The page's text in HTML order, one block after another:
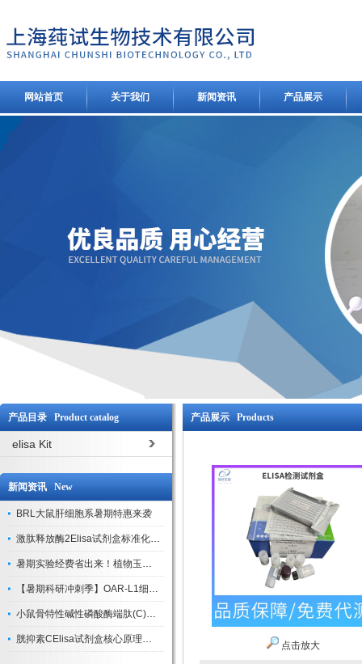
网站首页 关于我们 新闻资讯 产品展示
产品目录 Product catalog
elisa Kit
新闻资讯 New
BRL大鼠肝细胞系暑期特惠来袭
激肽释放酶2Elisa试剂盒标准化实验操作与质控体系解析
暑期实验经费省出来！植物玉米索核苷（ZR ）elisa酶联免疫试剂盒
【暑期科研冲刺季】OAR-L1细胞专用培养基特惠，助力实验高效突破
小鼠骨特性碱性磷酸酶端肽(C)elisa试剂盒大促，骨科研人速囤
胱抑素CElisa试剂盒核心原理、产品特性与全流程操作规范详解
产品展示 Products
点击放大